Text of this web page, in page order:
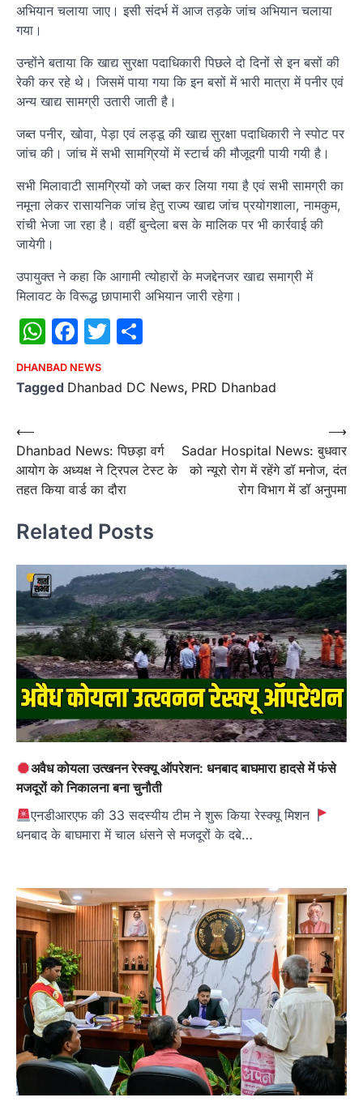
अभियान चलाया जाए। इसी संदर्भ में आज तड़के जांच अभियान चलाया
गया।
उन्होंने बताया कि खाद्य सुरक्षा पदाधिकारी पिछले दो दिनों से इन बसों की
रेकी कर रहे थे। जिसमें पाया गया कि इन बसों में भारी मात्रा में पनीर एवं
अन्य खाद्य सामग्री उतारी जाती है।
जब्त पनीर, खोवा, पेड़ा एवं लड्डू की खाद्य सुरक्षा पदाधिकारी ने स्पोट पर
जांच की। जांच में सभी सामग्रियों में स्टार्च की मौजूदगी पायी गयी है।
सभी मिलावाटी सामग्रियों को जब्त कर लिया गया है एवं सभी सामग्री का
नमूना लेकर रासायनिक जांच हेतु राज्य खाद्य जांच प्रयोगशाला, नामकुम,
रांची भेजा जा रहा है। वहीं बुन्देला बस के मालिक पर भी कार्रवाई की
जायेगी।
उपायुक्त ने कहा कि आगामी त्योहारों के मजद्देनजर खाद्य समाग्री में
मिलावट के विरूद्ध छापामारी अभियान जारी रहेगा।
WhatsApp
Facebook
Twitter
DHANBAD NEWS
Tagged Dhanbad DC News, PRD Dhanbad
Post
navigation
⟵
Dhanbad News: पिछड़ा वर्ग
आयोग के अध्‍यक्ष ने ट्रिपल टेस्ट के
तहत किया वार्ड का दौरा
Sadar Hospital News: बुधवार
को न्यूरो रोग में रहेंगे डॉ मनोज, दंत
रोग विभाग में डॉ अनुपमा
⟶
Related Posts
अवैध कोयला उत्खनन रेस्क्यू ऑपरेशन: धनबाद बाघमारा हादसे में फंसे
मजदूरों को निकालना बना चुनौती
एनडीआरएफ की 33 सदस्यीय टीम ने शुरू किया रेस्क्यू मिशन
धनबाद के बाघमारा में चाल धंसने से मजदूरों के दबे…